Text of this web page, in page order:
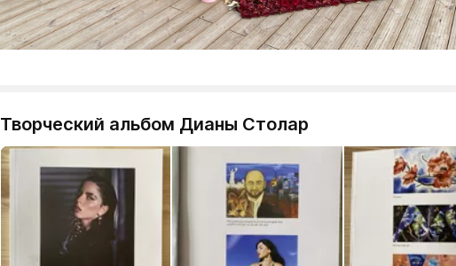
Творческий альбом Дианы Столар